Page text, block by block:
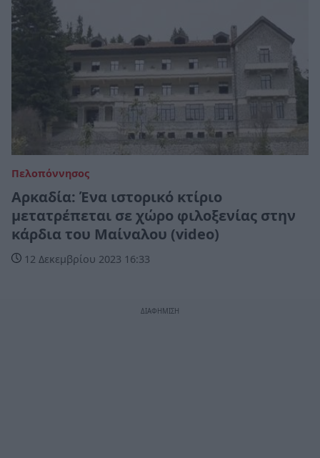
Πελοπόννησος
Αρκαδία: Ένα ιστορικό κτίριο
μετατρέπεται σε χώρο φιλοξενίας στην
κάρδια του Μαίναλου (video)
12 Δεκεμβρίου 2023 16:33